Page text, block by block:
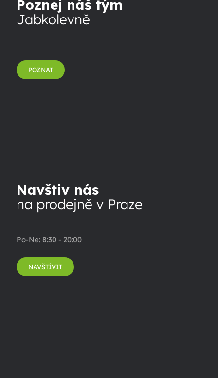
Poznej náš tým
Jabkolevně
POZNAT
Navštiv nás
na prodejně v Praze
Po-Ne: 8:30 - 20:00
NAVŠTÍVIT